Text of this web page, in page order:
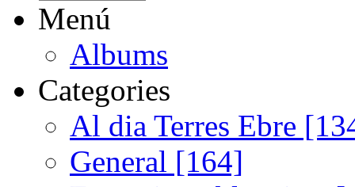
Menú
Albums
Categories
Al dia Terres Ebre
General [164]